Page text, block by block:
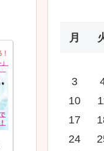
月
3
10
17
24